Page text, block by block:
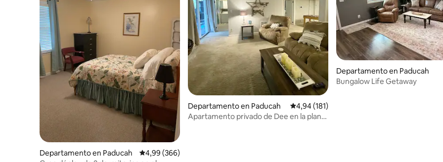
Departamento en Paducah Calificación promedio: 4,99 de 5. 366 evaluaciones
4,99 (366)
Departamento en Paducah Calificación promedio: 4,94 de 5. 181
4,94 (181)
Apartamento privado de Dee en la planta
Departamento en Paducah
Bungalow Life Getaway